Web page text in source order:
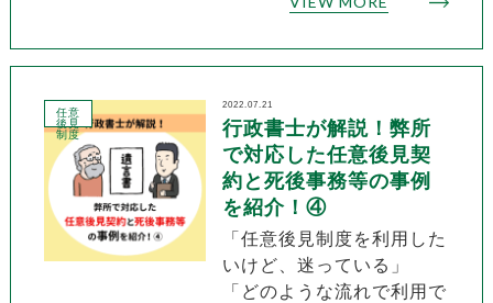
任意
後見
制度
2022.07.21
行政書士が解説！弊所
で対応した任意後見契
約と死後事務等の事例
を紹介！④
「任意後見制度を利用した
いけど、迷っている」
「どのような流れで利用で